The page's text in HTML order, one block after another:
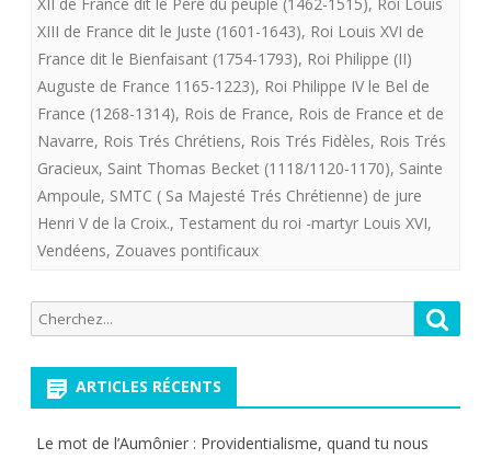
Roi
France
à
Venir
s’appellera
La
XII de France dit le Père du peuple (1462-1515), Roi Louis
XIII de France dit le Juste (1601-1643), Roi Louis XVI de
France dit le Bienfaisant (1754-1793), Roi Philippe (II)
Auguste de France 1165-1223), Roi Philippe IV le Bel de
France (1268-1314), Rois de France, Rois de France et de
Navarre, Rois Trés Chrétiens, Rois Trés Fidèles, Rois Trés
Gracieux, Saint Thomas Becket (1118/1120-1170), Sainte
Ampoule, SMTC ( Sa Majesté Trés Chrétienne) de jure
Henri V de la Croix., Testament du roi -martyr Louis XVI,
Vendéens, Zouaves pontificaux
Recherche
pour:
ARTICLES RÉCENTS
Le mot de l’Aumônier : Providentialisme, quand tu nous